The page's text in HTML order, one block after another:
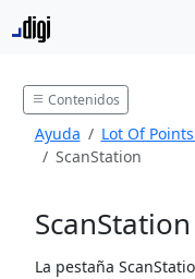
Contenidos
Ayuda Lot Of Points
ScanStation
ScanStation
La pestaña